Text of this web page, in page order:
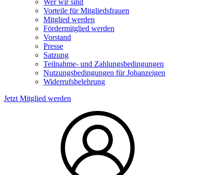
Wer wir sind
Vorteile für Mitgliedsfrauen
Mitglied werden
Fördermitglied werden
Vorstand
Presse
Satzung
Teilnahme- und Zahlungsbedingungen
Nutzungsbedingungen für Jobanzeigen
Widerrufsbelehrung
Jetzt Mitglied werden